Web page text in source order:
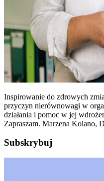
Inspirowanie do zdrowych
przyczyn nierównowagi w
działania i pomoc w jej
Zapraszam. Marzena Kolano,
Subskrybuj